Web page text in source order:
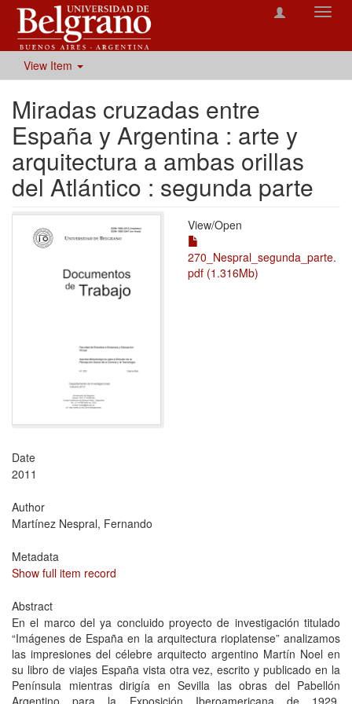
View Item
Miradas cruzadas entre
España y Argentina : arte y
arquitectura a ambas orillas
del Atlántico : segunda parte
View/Open
270_Nespral_segunda_parte.
pdf (1.316Mb)
Date
2011
Author
Martínez Nespral, Fernando
Metadata
Show full item record
Abstract
En el marco del ya concluido proyecto de investigación titulado
“Imágenes de España en la arquitectura rioplatense” analizamos
las impresiones del célebre arquitecto argentino Martín Noel en
su libro de viajes España vista otra vez, escrito y publicado en la
Península mientras dirigía en Sevilla las obras del Pabellón
Argentino para la Exposición Iberoamericana de 1929.